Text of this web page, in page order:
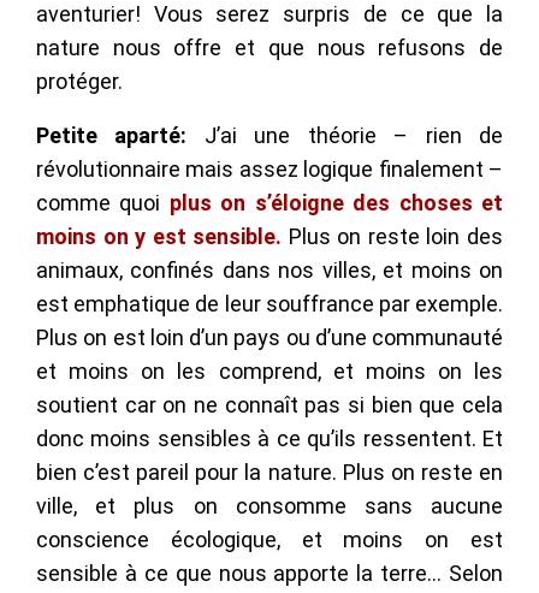
aventurier! Vous serez surpris de ce que la
nature nous offre et que nous refusons de
protéger.
Petite aparté: J’ai une théorie – rien de
révolutionnaire mais assez logique finalement –
comme quoi plus on s’éloigne des choses et
moins on y est sensible. Plus on reste loin des
animaux, confinés dans nos villes, et moins on
est emphatique de leur souffrance par exemple.
Plus on est loin d’un pays ou d’une communauté
et moins on les comprend, et moins on les
soutient car on ne connaît pas si bien que cela
donc moins sensibles à ce qu’ils ressentent. Et
bien c’est pareil pour la nature. Plus on reste en
ville, et plus on consomme sans aucune
conscience écologique, et moins on est
sensible à ce que nous apporte la terre… Selon